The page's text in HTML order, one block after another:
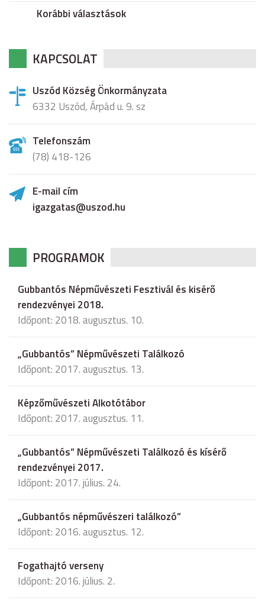
Korábbi választások
KAPCSOLAT
Uszód Község Önkormányzata
6332 Uszód, Árpád u. 9. sz
Telefonszám
(78) 418-126
E-mail cím
igazgatas@uszod.hu
PROGRAMOK
Gubbantós Népművészeti Fesztivál és kisérő
rendezvényei 2018.
Időpont: 2018. augusztus. 10.
„Gubbantós” Népművészeti Találkozó
Időpont: 2017. augusztus. 13.
Képzőművészeti Alkotótábor
Időpont: 2017. augusztus. 11.
„Gubbantós” Népművészeti Találkozó és kísérő
rendezvényei 2017.
Időpont: 2017. július. 24.
„Gubbantós népművészeri találkozó”
Időpont: 2016. augusztus. 12.
Fogathajtó verseny
Időpont: 2016. július. 2.